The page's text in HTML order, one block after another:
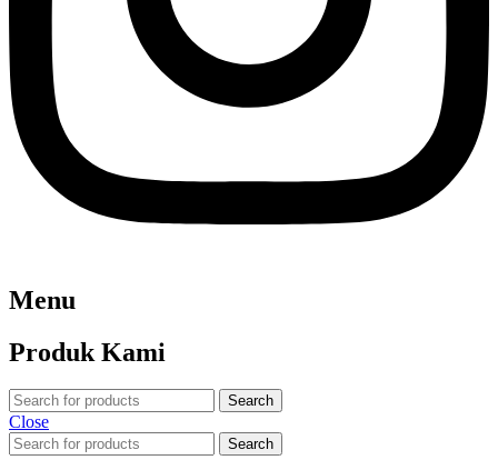
Menu
Produk Kami
Search
Close
Search